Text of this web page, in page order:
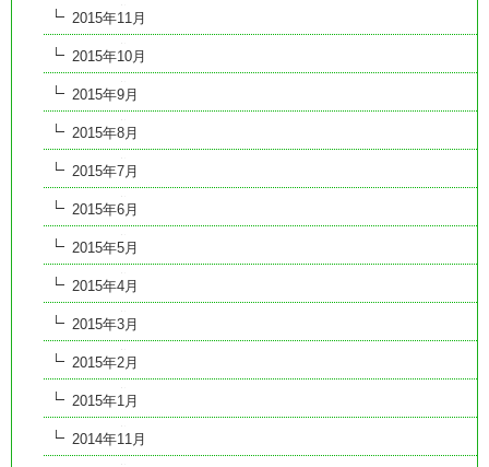
2015年11月
2015年10月
2015年9月
2015年8月
2015年7月
2015年6月
2015年5月
2015年4月
2015年3月
2015年2月
2015年1月
2014年11月